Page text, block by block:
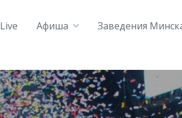
Live Афиша Заведения